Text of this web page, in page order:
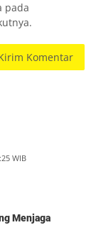
pada
WIB
Menjaga